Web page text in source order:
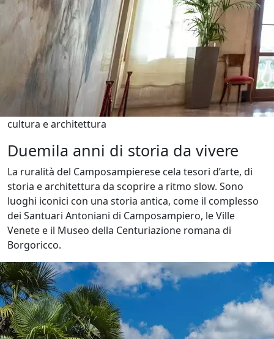
cultura e architettura
Duemila anni di storia da vivere
La ruralità del Camposampierese cela tesori d’arte, di
storia e architettura da scoprire a ritmo slow. Sono
luoghi iconici con una storia antica, come il complesso
dei Santuari Antoniani di Camposampiero, le Ville
Venete e il Museo della Centuriazione romana di
Borgoricco.